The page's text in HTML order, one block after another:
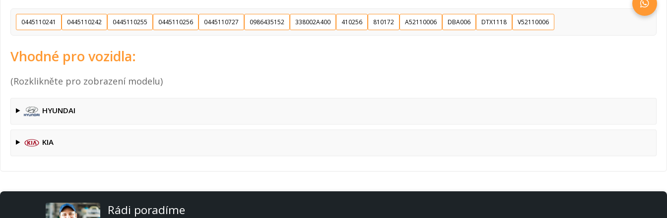
0445110241 0445110242 0445110255 0445110256 0445110727 0986435152 338002A400 410256 810172 A52110006 DBA006 DTX1118 V52110006
Vhodné pro vozidla:
(Rozklikněte pro zobrazení modelu)
HYUNDAI
KIA
Rádi poradíme